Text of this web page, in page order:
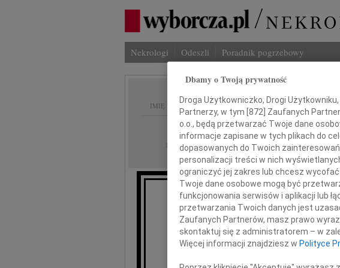
Nekrologi Odeszli Poradnik pogrzebowy
IMIĘ I NAZWISKO:
REGION: Poznań
DATA EMISJI: 16.05.2012
Ewie i Jerzemu
wyrazy szczerego współczucia
Dbamy o Twoją prywatność
Droga Użytkowniczko, Drogi
Partnerzy, w tym [872] Zaufanych
o.o., będą przetwarzać Twoje dane
informacje zapisane w tych plikach do
dopasowanych do Twoich
personalizacji treści w nich
ograniczyć jej zakres lub chcesz
Twoje dane osobowe mogą być
funkcjonowania serwisów i aplikacji lub
przetwarzania Twoich danych jest
Zaufanych Partnerów, masz prawo
skontaktuj się z administratorem – w
Więcej informacji znajdziesz w Polityce